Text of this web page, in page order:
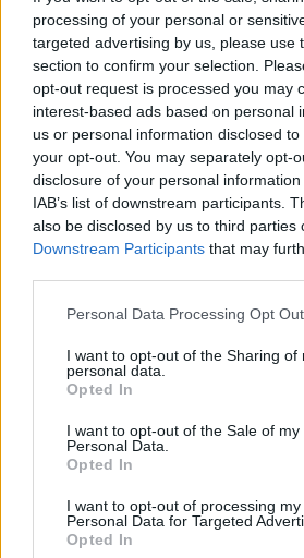
processing of your personal or
targeted advertising by us, please use
section to confirm your selection.
opt-out request is processed you may
interest-based ads based on personal
us or personal information disclosed
your opt-out. You may separately opt-
disclosure of your personal
IAB’s list of downstream participants.
also be disclosed by us to third parties
Downstream Participants that may
Please note that this website/app uses
not limited to your visit or usage
grant or deny consent to Google and
use your data for below specified
consent section.
Personal Data Processing Opt
I want to opt-out of the Sharing of
personal data.
Opted In
I want to opt-out of the Sale of my
Personal Data.
Opted In
I want to opt-out of processing my
Personal Data for Targeted
Opted In
A continuación, Eurohoops presenta
NBA -sin ningún orden en particular-
podrían plantearse venir a jugar a la
busca de ese protagonismo.
Iffe
Nacionalidad:Dinamarca
Último equipo NBA:Phoenix Suns
Estadísticas NBA 2021-22: